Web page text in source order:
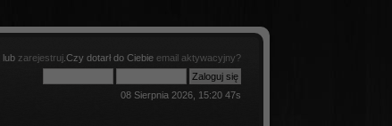
lub zarejestruj .Czy dotarł do Ciebie email aktywacyjny?
08 Sierpnia 2026, 15:20 47s